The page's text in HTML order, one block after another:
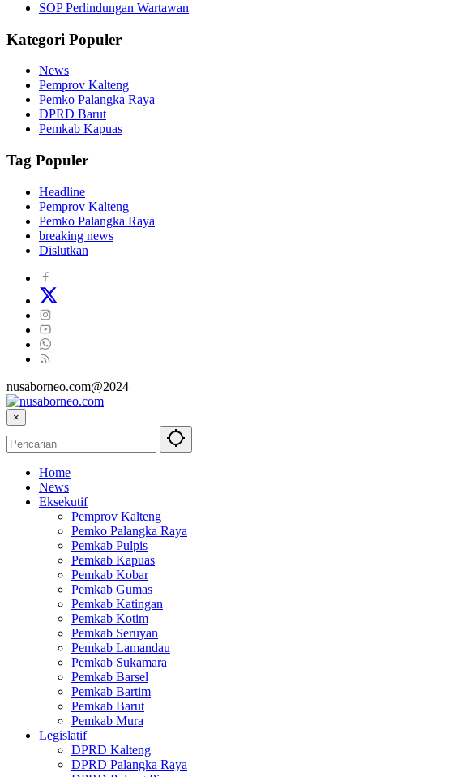
SOP Perlindungan Wartawan
Kategori Populer
News
Pemprov Kalteng
Pemko Palangka Raya
DPRD Barut
Pemkab Kapuas
Tag Populer
Headline
Pemprov Kalteng
Pemko Palangka Raya
breaking news
Dislutkan
nusaborneo.com@2024
×
Home
News
Eksekutif
Pemprov Kalteng
Pemko Palangka Raya
Pemkab Pulpis
Pemkab Kapuas
Pemkab Kobar
Pemkab Gumas
Pemkab Katingan
Pemkab Kotim
Pemkab Seruyan
Pemkab Lamandau
Pemkab Sukamara
Pemkab Barsel
Pemkab Bartim
Pemkab Barut
Pemkab Mura
Legislatif
DPRD Kalteng
DPRD Palangka Raya